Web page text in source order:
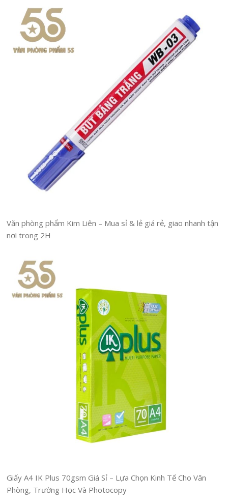
Văn phòng phẩm Kim Liên – Mua sỉ & lẻ giá rẻ, giao nhanh tận
nơi trong 2H
Giấy A4 IK Plus 70gsm Giá Sỉ – Lựa Chọn Kinh Tế Cho Văn
Phòng, Trường Học Và Photocopy